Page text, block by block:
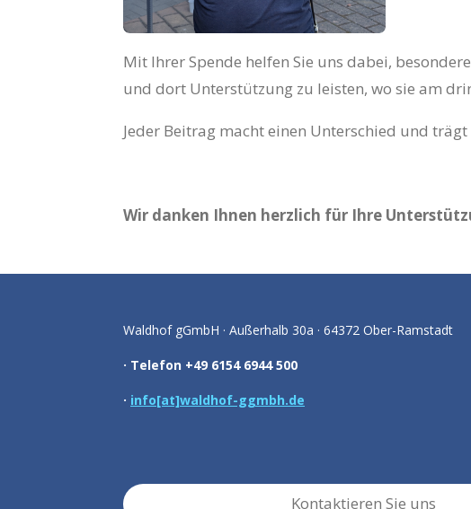
Mit Ihrer Spende helfen Sie uns dabei,
und dort Unterstützung zu leisten, wo sie am
Jeder Beitrag macht einen Unterschied und
Wir danken Ihnen herzlich für Ihre
Waldhof gGmbH · Außerhalb 30a · 64372 Ober-Ramstadt
· Telefon +49 6154 6944 500
· info[at]waldhof-ggmbh.de
Kontaktieren Sie uns